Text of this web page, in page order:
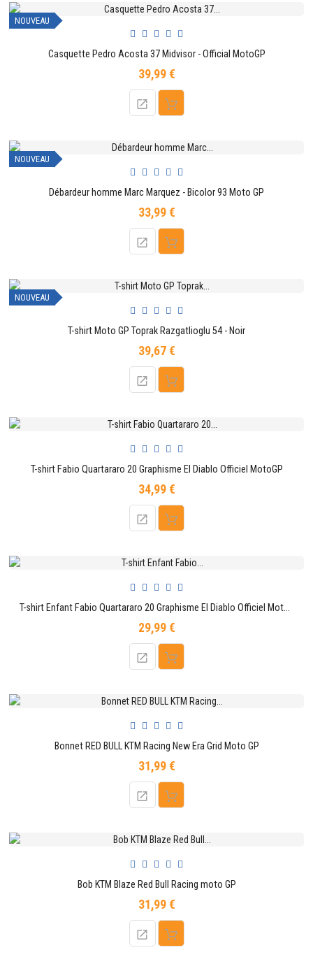
NOUVEAU
Casquette Pedro Acosta 37 Midvisor - Official MotoGP
39,99 €Prix
NOUVEAU
Débardeur homme Marc Marquez - Bicolor 93 Moto GP
33,99 €Prix
NOUVEAU
T-shirt Moto GP Toprak Razgatlioglu 54 - Noir
39,67 €Prix
T-shirt Fabio Quartararo 20 Graphisme El Diablo Officiel MotoGP
34,99 €Prix
T-shirt Enfant Fabio Quartararo 20 Graphisme El Diablo Officiel MotoGP
29,99 €Prix
Bonnet RED BULL KTM Racing New Era Grid Moto GP
31,99 €Prix
Bob KTM Blaze Red Bull Racing moto GP
31,99 €Prix